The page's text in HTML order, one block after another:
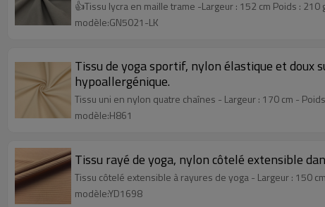
👍Tissu lycra en maille trame -Largeur : 152 cm Poids :
modèle:GN5021-LK
Tissu de yoga sportif, nylon élastique et doux
hypoallergénique.
Tissu uni en nylon quatre chaînes - Largeur : 170 cm -
modèle:H861
Tissu rayé de yoga, nylon côtelé extensible
Tissu côtelé extensible à rayures de yoga - Largeur : 150
modèle:YD1698